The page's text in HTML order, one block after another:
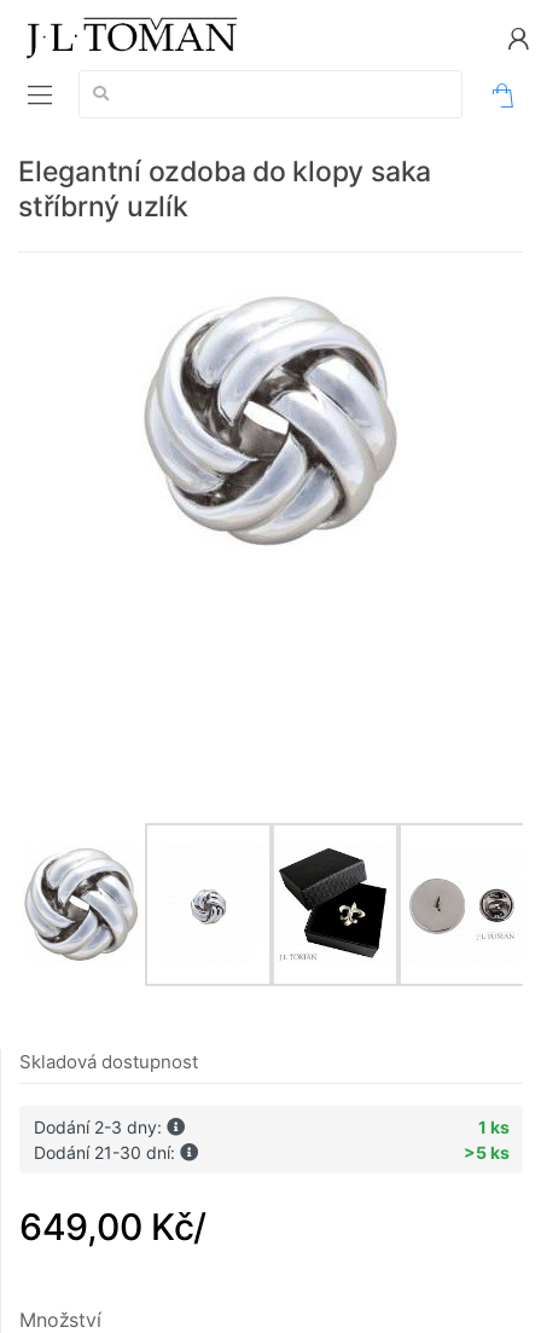
Vyhledávání:
Elegantní ozdoba do klopy saka
stříbrný uzlík
Skladová dostupnost
Dodání 2-3 dny:
1 ks
Dodání 21-30 dní:
>5 ks
649,00 Kč/
Množství